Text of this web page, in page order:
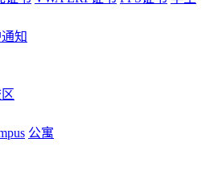
知
公寓